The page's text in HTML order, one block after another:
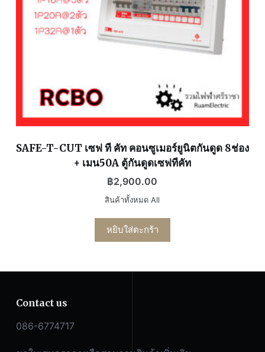
SAFE-T-CUT เซฟ ที คัท คอนซูเมอร์ยูนิตกันดูด 8ช่อง
+ เมน50A ตู้กันดูดเซฟทีคัท
฿2,900.00
สินค้าทั้งหมด All
หยิบใส่ตะกร้า
Contact us
086-6774717